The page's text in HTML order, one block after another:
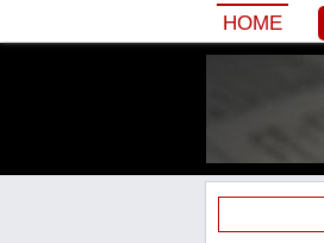
HOME